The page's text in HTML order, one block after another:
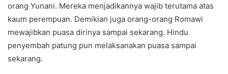
orang Yunani. Mereka menjadikannya wajib terutama atas
kaum perempuan. Demikian juga orang-orang Romawi
mewajibkan puasa dirinya sampai sekarang. Hindu
penyembah patung pun melaksanakan puasa sampai
sekarang.